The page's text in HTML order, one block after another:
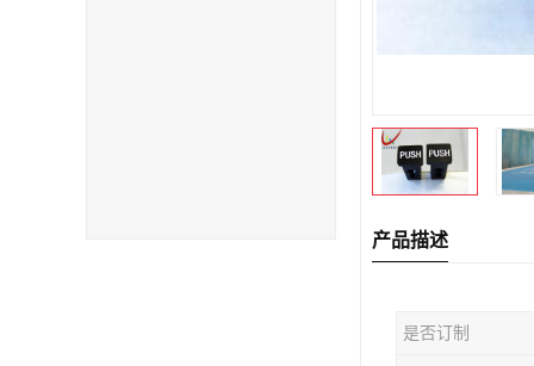
产品描述
是否订制